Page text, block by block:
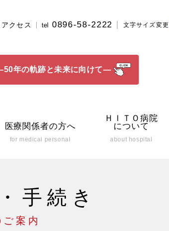
クセス tel 0896-58-2222 文字サイズ変更
年の軌跡と未来に向けて―
医療関係者の方へ
for medical personal
ＨＩＴＯ病院
について
about hospital
手続き
案内